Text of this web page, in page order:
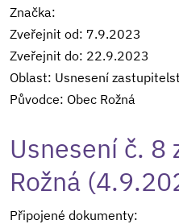
Značka:
Zveřejnit od: 7.9.2023
Zveřejnit do: 22.9.2023
Oblast: Usnesení
Původce: Obec Rožná
Usnesení č. 8
Rožná
Připojené dokumenty: